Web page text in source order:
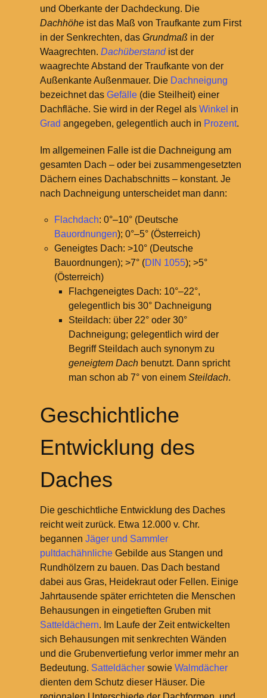
und Oberkante der Dachdeckung. Die
Dachhöheist das Maß von Traufkante zum First
in der Senkrechten, das Grundmaß in der
Waagrechten. Dachüberstandist der
waagrechte Abstand der Traufkante von der
Außenkante Außenmauer. Die Dachneigung
bezeichnet das Gefälle(die Steilheit) einer
Dachfläche. Sie wird in der Regel als Winkel in
Grad angegeben, gelegentlich auch in Prozent.
Im allgemeinen Falle ist die Dachneigung am
gesamten Dach – oder bei zusammengesetzten
Dächern eines Dachabschnitts – konstant. Je
nach Dachneigung unterscheidet man dann:
Flachdach: 0°–10° (Deutsche
Bauordnungen); 0°–5° (Österreich)
Geneigtes Dach: >10° (Deutsche
Bauordnungen); >7° (DIN 1055); >5°
(Österreich)
Flachgeneigtes Dach: 10°–22°,
gelegentlich bis 30° Dachneigung
Steildach: über 22° oder 30°
Dachneigung; gelegentlich wird der
Begriff Steildach auch synonym zu
geneigtem Dachbenutzt. Dann spricht
man schon ab 7° von einem Steildach.
Geschichtliche
Entwicklung des
Daches
Die geschichtliche Entwicklung des Daches
reicht weit zurück. Etwa 12.000 v. Chr.
begannen Jäger und Sammler
pultdachähnlicheGebilde aus Stangen und
Rundhölzern zu bauen. Das Dach bestand
dabei aus Gras, Heidekraut oder Fellen. Einige
Jahrtausende später errichteten die Menschen
Behausungen in eingetieften Gruben mit
Satteldächern. Im Laufe der Zeit entwickelten
sich Behausungen mit senkrechten Wänden
und die Grubenvertiefung verlor immer mehr an
Bedeutung. Satteldächersowie Walmdächer
dienten dem Schutz dieser Häuser. Die